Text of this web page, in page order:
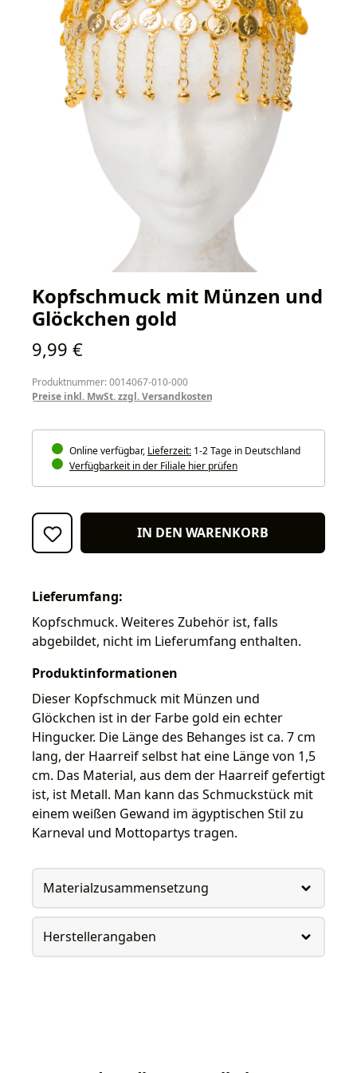
Kopfschmuck mit Münzen und
Glöckchen gold
Regulärer Preis:
9,99 €
Produktnummer: 0014067-010-000
Preise inkl. MwSt. zzgl. Versandkosten
Online verfügbar, Lieferzeit: 1-2 Tage in Deutschland
Verfügbarkeit in der Filiale hier prüfen
IN DEN WARENKORB
Lieferumfang:
Kopfschmuck. Weiteres Zubehör ist, falls
abgebildet, nicht im Lieferumfang enthalten.
Produktinformationen
Dieser Kopfschmuck mit Münzen und
Glöckchen ist in der Farbe gold ein echter
Hingucker. Die Länge des Behanges ist ca. 7 cm
lang, der Haarreif selbst hat eine Länge von 1,5
cm. Das Material, aus dem der Haarreif gefertigt
ist, ist Metall. Man kann das Schmuckstück mit
einem weißen Gewand im ägyptischen Stil zu
Karneval und Mottopartys tragen.
Materialzusammensetzung
Herstellerangaben